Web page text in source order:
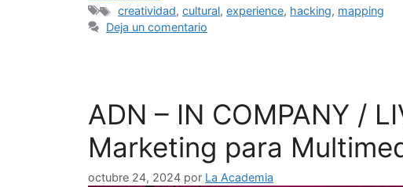
creatividad,cultural,experience, hacking, mapping
Deja un comentario
ADN – IN COMPANY /
Marketing para
octubre 24, 2024 por La Academia